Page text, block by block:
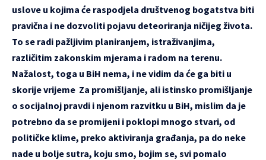
uslove u kojima će raspodjela društvenog bogatstva biti
pravična i ne dozvoliti pojavu deteoriranja ničijeg života.
To se radi pažljivim planiranjem, istraživanjima,
različitim zakonskim mjerama i radom na terenu.
Nažalost, toga u BiH nema, i ne vidim da će ga biti u
skorije vrijeme Za promišljanje, ali istinsko promišljanje
o socijalnoj pravdi i njenom razvitku u BiH, mislim da je
potrebno da se promijeni i poklopi mnogo stvari, od
političke klime, preko aktiviranja građanja, pa do neke
nade u bolje sutra, koju smo, bojim se, svi pomalo